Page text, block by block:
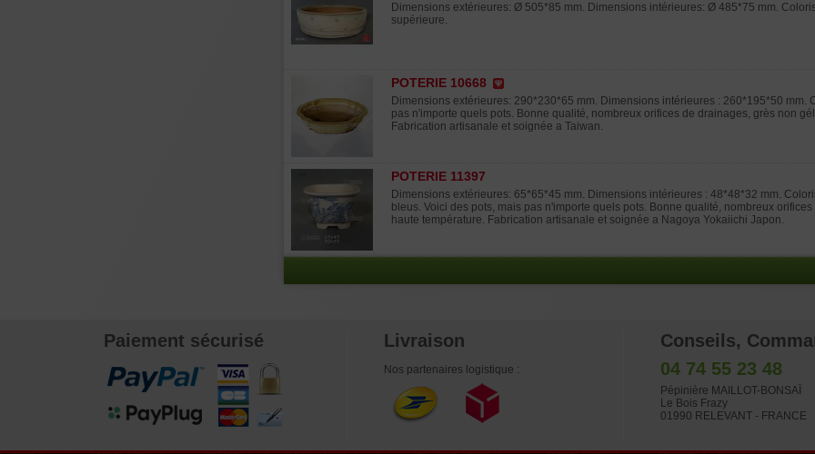
Dimensions extérieures: Ø 505*85 mm. Dimensions intérieures: Ø 485*75 mm.
supérieure.
POTERIE 10668
Dimensions extérieures: 290*230*65 mm. Dimensions intérieures : 260*195*50 mm.
pas n'importe quels pots. Bonne qualité, nombreux orifices de drainages, grès non
Fabrication artisanale et soignée a Taiwan.
POTERIE 11397
Dimensions extérieures: 65*65*45 mm. Dimensions intérieures : 48*48*32 mm.
bleus. Voici des pots, mais pas n'importe quels pots. Bonne qualité, nombreux
haute température. Fabrication artisanale et soignée a Nagoya Yokaiichi Japon.
Paiement sécurisé Livraison
Nos partenaires logistique :
Conseils,
04 74 55 23 48
Pépinière MAILLOT-BONSAÏ
Le Bois Frazy
01990 RELEVANT - FRANCE